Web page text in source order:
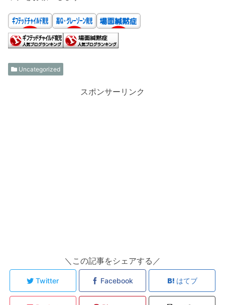
Uncategorized
スポンサーリンク
＼この記事をシェアする／
Twitter Facebook はてブ